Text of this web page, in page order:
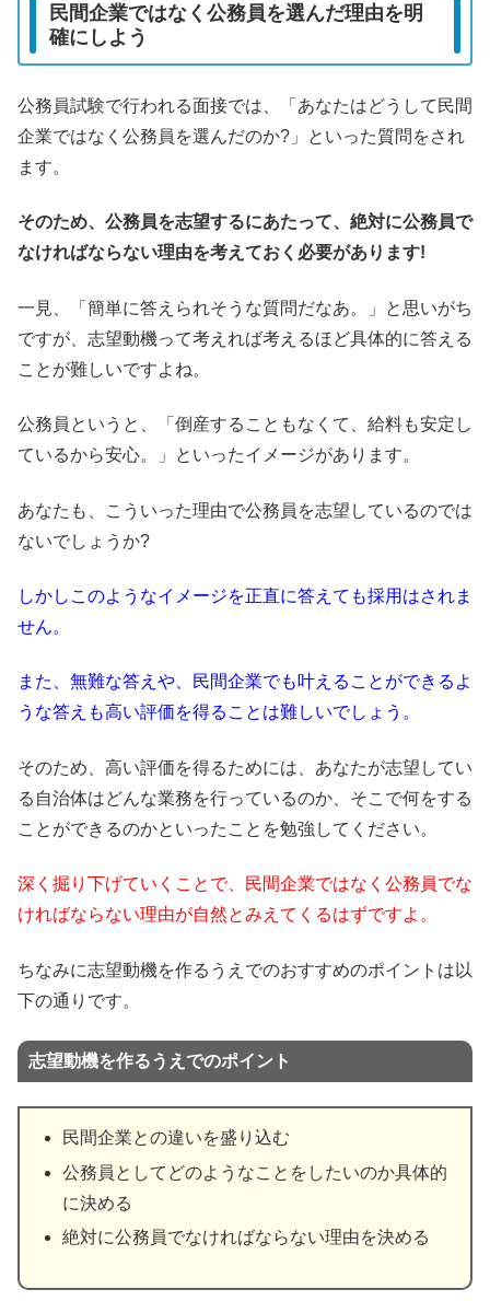
民間企業ではなく公務員を選んだ理由を明
確にしよう
公務員試験で行われる面接では、「あなたはどうして民間
企業ではなく公務員を選んだのか?」といった質問をされ
ます。
そのため、公務員を志望するにあたって、絶対に公務員で
なければならない理由を考えておく必要があります!
一見、「簡単に答えられそうな質問だなあ。」と思いがち
ですが、志望動機って考えれば考えるほど具体的に答える
ことが難しいですよね。
公務員というと、「倒産することもなくて、給料も安定し
ているから安心。」といったイメージがあります。
あなたも、こういった理由で公務員を志望しているのでは
ないでしょうか?
しかしこのようなイメージを正直に答えても採用はされま
せん。
また、無難な答えや、民間企業でも叶えることができるよ
うな答えも高い評価を得ることは難しいでしょう。
そのため、高い評価を得るためには、あなたが志望してい
る自治体はどんな業務を行っているのか、そこで何をする
ことができるのかといったことを勉強してください。
深く掘り下げていくことで、民間企業ではなく公務員でな
ければならない理由が自然とみえてくるはずですよ。
ちなみに志望動機を作るうえでのおすすめのポイントは以
下の通りです。
志望動機を作るうえでのポイント
民間企業との違いを盛り込む
公務員としてどのようなことをしたいのか具体的
に決める
絶対に公務員でなければならない理由を決める